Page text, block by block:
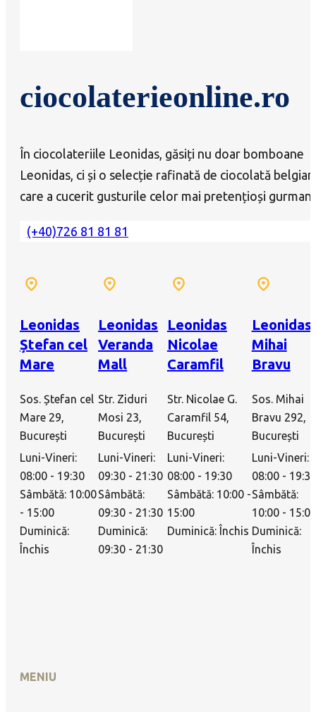
ciocolaterieonline.ro
În ciocolateriile Leonidas, găsiți nu doar bomboane
Leonidas, ci și o selecție rafinată de ciocolată
care a cucerit gusturile celor mai pretențioși
(+40)726 81 81 81
Leonidas
Ștefan cel
Mare
Sos. Ștefan cel
Mare 29,
București
Luni-Vineri:
08:00 - 19:30
Sâmbătă: 10:00
- 15:00
Duminică:
Închis
Leonidas
Veranda
Mall
Str. Ziduri
Mosi 23,
București
Luni-Vineri:
09:30 - 21:30
Sâmbătă:
09:30 - 21:30
Duminică:
09:30 - 21:30
Leonidas
Nicolae
Caramfil
Str. Nicolae G.
Caramfil 54,
București
Luni-Vineri:
08:00 - 19:30
Sâmbătă: 10:00 -
15:00
Duminică: Închis
Leonidas
Mihai
Bravu
Sos. Mihai
Bravu 292,
București
Luni-Vineri:
08:00 - 19:30
Sâmbătă:
10:00 - 15:00
Duminică:
Închis
MENIU